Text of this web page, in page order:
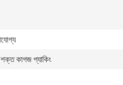
শক্ত কাগজ প্যাকিং